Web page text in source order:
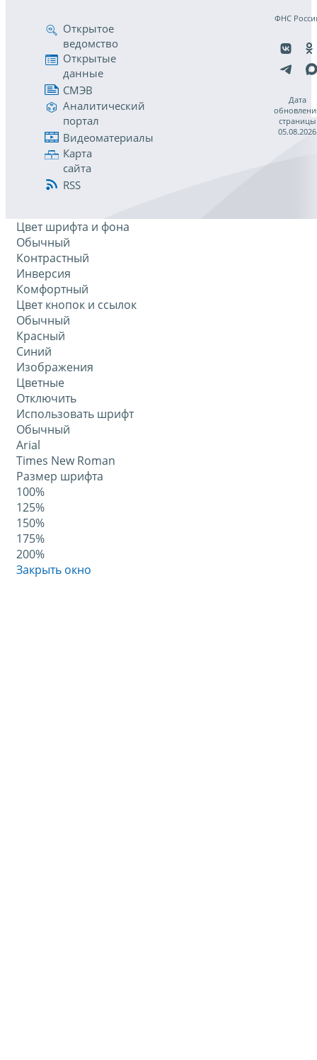
Открытое
ведомство
Открытые
данные
СМЭВ
Аналитический
портал
Видеоматериалы
Карта
сайта
RSS
ФНС
Дата
страницы
05.08.2026
Цвет шрифта и фона
Обычный
Контрастный
Инверсия
Комфортный
Цвет кнопок и ссылок
Обычный
Красный
Синий
Изображения
Цветные
Отключить
Использовать шрифт
Обычный
Arial
Times New Roman
Размер шрифта
100%
125%
150%
175%
200%
Закрыть окно